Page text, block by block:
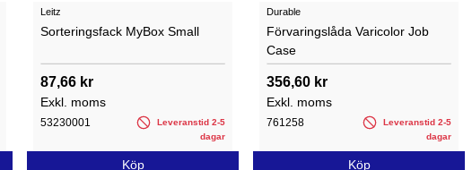
Leitz
Sorteringsfack MyBox Small
87,66 kr
Exkl. moms
53230001
Leveranstid 2-5
dagar
Köp
Durable
Förvaringslåda Varicolor Job
Case
356,60 kr
Exkl. moms
761258
Leveranstid 2-5
dagar
Köp